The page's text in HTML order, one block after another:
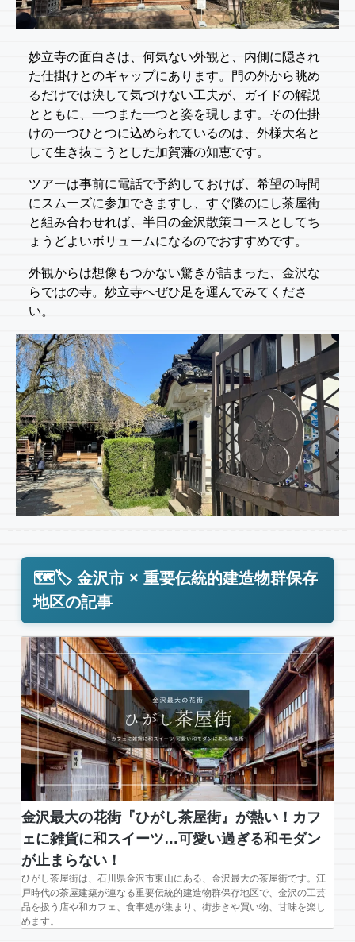
妙立寺の面白さは、何気ない外観と、内側に隠され
た仕掛けとのギャップにあります。門の外から眺め
るだけでは決して気づけない工夫が、ガイドの解説
とともに、一つまた一つと姿を現します。その仕掛
けの一つひとつに込められているのは、外様大名と
して生き抜こうとした加賀藩の知恵です。
ツアーは事前に電話で予約しておけば、希望の時間
にスムーズに参加できますし、すぐ隣のにし茶屋街
と組み合わせれば、半日の金沢散策コースとしてち
ょうどよいボリュームになるのでおすすめです。
外観からは想像もつかない驚きが詰まった、金沢な
らではの寺。妙立寺へぜひ足を運んでみてくださ
い。
🗺️🏷️ 金沢市 × 重要伝統的建造物群保存
地区の記事
金沢最大の花街『ひがし茶屋街』が熱い！カフ
ェに雑貨に和スイーツ…可愛い過ぎる和モダン
が止まらない！
ひがし茶屋街は、石川県金沢市東山にある、金沢最大の茶屋街です。江
戸時代の茶屋建築が連なる重要伝統的建造物群保存地区で、金沢の工芸
品を扱う店や和カフェ、食事処が集まり、街歩きや買い物、甘味を楽し
めます。